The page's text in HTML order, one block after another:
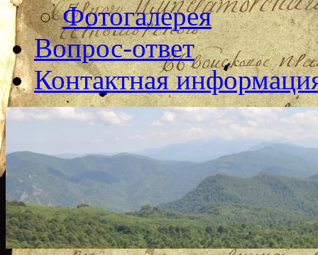
Фотогалерея
Вопрос-ответ
Контактная